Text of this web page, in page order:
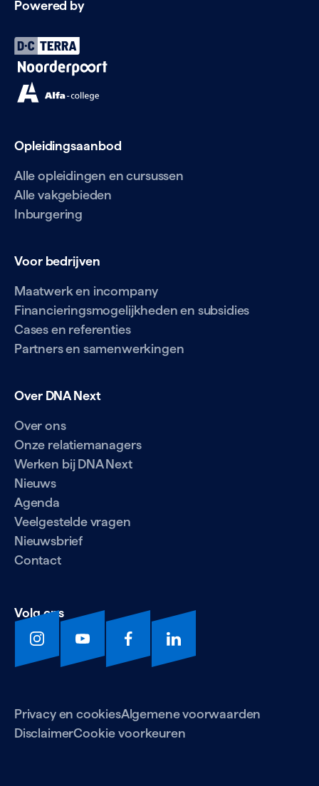
Powered by
Opleidingsaanbod
Alle opleidingen en cursussen
Alle vakgebieden
Inburgering
Voor bedrijven
Maatwerk en incompany
Financieringsmogelijkheden en subsidies
Cases en referenties
Partners en samenwerkingen
Over DNA Next
Over ons
Onze relatiemanagers
Werken bij DNA Next
Nieuws
Agenda
Veelgestelde vragen
Nieuwsbrief
Contact
Privacy en cookiesAlgemene voorwaarden
DisclaimerCookie voorkeuren
Volg ons